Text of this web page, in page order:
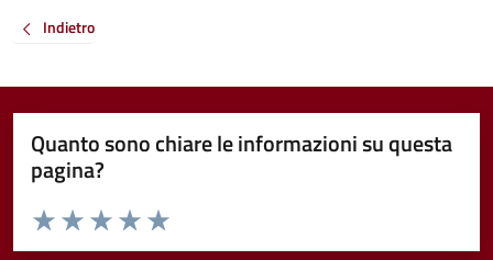
Indietro
Quanto sono chiare le informazioni su questa
pagina?
Valuta da 1 a 5 stelle la pagina
Valuta 5 stelle su 5
Valuta 4 stelle su 5
Valuta 3 stelle su 5
Valuta 2 stelle su 5
Valuta 1 stelle su 5